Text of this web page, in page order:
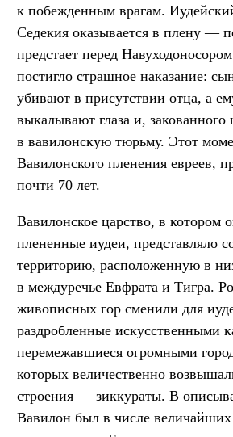
к побежденным врагам.
Седекия оказывается в плену —
предстает перед
постигло страшное наказание:
убивают в присутствии отца, а
выкалывают глаза и,
в вавилонскую тюрьму. Этот
Вавилонского пленения евреев,
почти 70 лет.
Вавилонское царство, в котором
плененные иудеи, представляло
территорию, расположенную в
в междуречье Евфрата и Тигра.
живописных гор сменили для
раздробленные искусственными
перемежавшиеся огромными
которых величественно
строения — зиккураты. В
Вавилон был в числе